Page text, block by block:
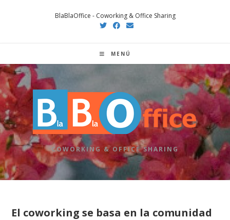
BlaBlaOffice - Coworking & Office Sharing
MENÚ
COWORKING & OFFICE SHARING
El coworking se basa en la comunidad